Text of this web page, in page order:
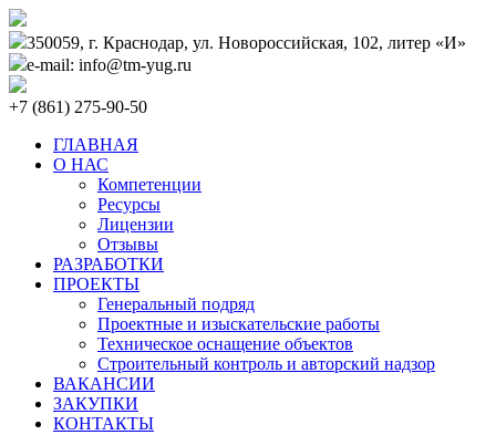
350059, г. Краснодар, ул. Новороссийская, 102, литер «И»
e-mail: info@tm-yug.ru
+7 (861) 275-90-50
ГЛАВНАЯ
О НАС
Компетенции
Ресурсы
Лицензии
Отзывы
РАЗРАБОТКИ
ПРОЕКТЫ
Генеральный подряд
Проектные и изыскательские работы
Техническое оснащение объектов
Строительный контроль и авторский надзор
ВАКАНСИИ
ЗАКУПКИ
КОНТАКТЫ